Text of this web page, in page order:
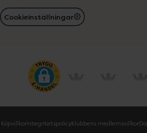
Cookieinställningar
KöpvillkorIntegritetspolicyKlubbens medlemsvillkor